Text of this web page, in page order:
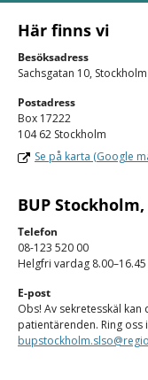
Här finns vi
Besöksadress
Sachsgatan 10, Stockholm
Postadress
Box 17222
104 62 Stockholm
Se på karta (Google
BUP
Telefon
08-123 520 00
Helgfri vardag 8.00–16.45
E-post
Obs! Av sekretesskäl
patientärenden. Ring oss